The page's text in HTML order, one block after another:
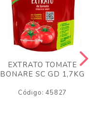
EXTRATO TOMATE
BONARE SC GD 1,7KG
Código: 45827